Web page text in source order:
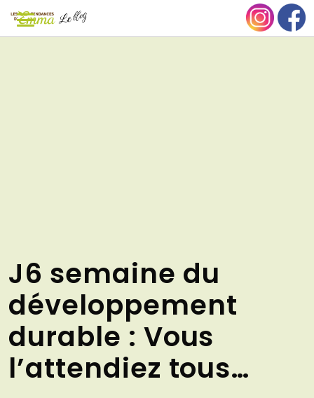
Aller
contenu
J6 semaine du
développement
durable : Vous
l’attendiez tous…